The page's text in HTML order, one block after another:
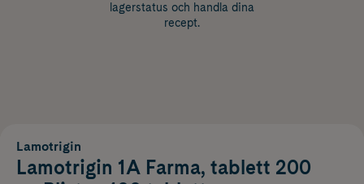
lagerstatus och handla dina
recept.
Lamotrigin
Lamotrigin 1A Farma, tablett 200